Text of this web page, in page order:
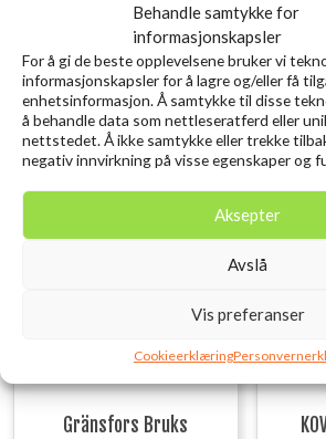
Behandle samtykke for
informasjonskapsler
For å gi de beste opplevelsene bruker vi
informasjonskapsler for å lagre og/eller få
enhetsinformasjon. Å samtykke til disse
å behandle data som nettleseratferd eller
nettstedet. Å ikke samtykke eller trekke
negativ innvirkning på visse egenskaper og
Aksepter
Avslå
Vis preferanser
Cookieerklæring
Størrelse åpen: 49 x 45 x 33 cm.
Størrelse sammenlagt: 49 x 35 x 10 cm.
Vekt: 3,8 kg.
Relaterte produkter
Gränsfors Bruks